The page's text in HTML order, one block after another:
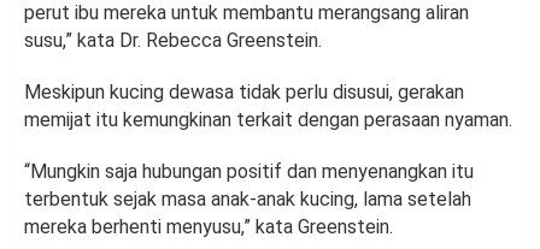
perut ibu mereka untuk membantu merangsang aliran
susu,” kata Dr. Rebecca Greenstein.
Meskipun kucing dewasa tidak perlu disusui, gerakan
memijat itu kemungkinan terkait dengan perasaan nyaman.
“Mungkin saja hubungan positif dan menyenangkan itu
terbentuk sejak masa anak-anak kucing, lama setelah
mereka berhenti menyusu,” kata Greenstein.